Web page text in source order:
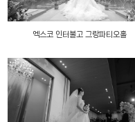
엑스코 인터불고 그랑파티오홀